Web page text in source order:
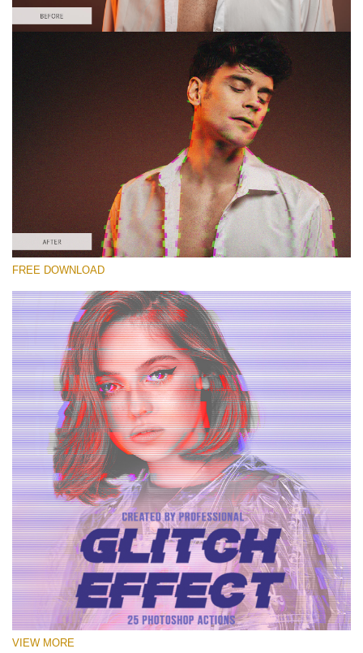
Kérlek, válassz
Free Glitch Action #2
Winter Complete
Entire Collection
Ingyenes letöltés
FREE DOWNLOAD
VIEW MORE